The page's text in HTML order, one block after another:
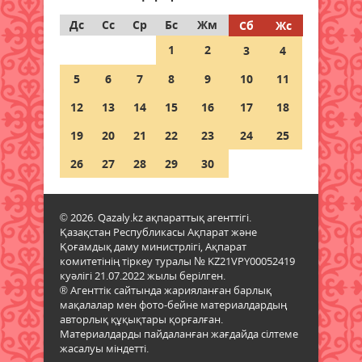
Дауыл, жаңбыр: Еліміздің
бірнеше өңірінде ауа райына
байланысты ескерту жасалды
Бұршақ, дауыл: Еліміздің 16
өңірінде дауылды ескерту
жарияланды
06 тамыз 2026 ж. 86
6 тамызға валюта бағамы
06 тамыз 2026 ж. 83
Синоптиктер Қазақстанның екі
қаласында ауа сапасы
нашарлауы мүмкін екенін
ескертті
06 тамыз 2026 ж.
Дс
Сс Ср Бс Жм Сб
Жс
1
2 3
4
5
6 7 8 9 10
11
12
13 14 15 16 17
18
19
20 21 22 23 24
25
26
27 28 29 30
© 2026. Qazaly.kz ақпараттық агенттігі.
Қазақстан Республикасы Ақпарат және
Қоғамдық даму министрлігі, Ақпарат
комитетінің тіркеу туралы № KZ21VPY00052419
куәлігі 21.07.2022 жылы берілген.
® Агенттік сайтында жарияланған барлық
мақалалар мен фото-бейне материалдардың
авторлық құқықтары қорғалған.
Материалдарды пайдаланған жағдайда сілтеме
жасалуы міндетті.